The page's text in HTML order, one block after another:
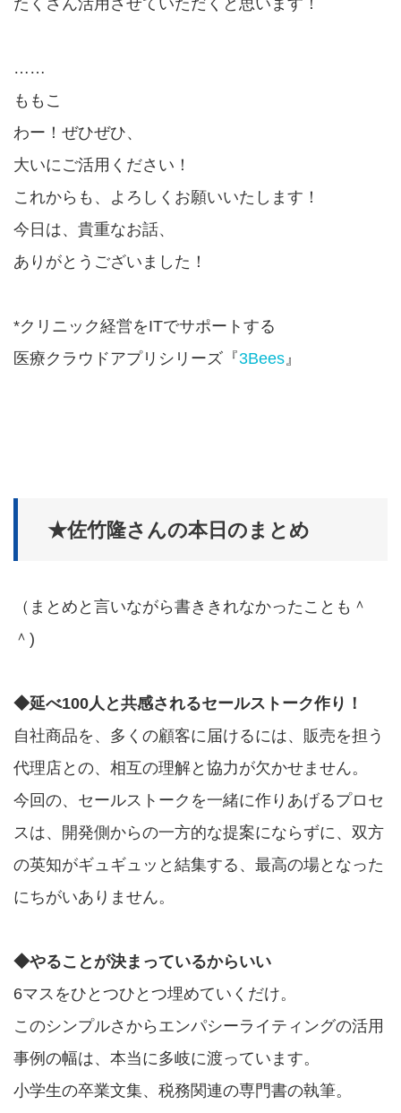
たくさん活用させていただくと思います！
……
ももこ
わー！ぜひぜひ、
大いにご活用ください！
これからも、よろしくお願いいたします！
今日は、貴重なお話、
ありがとうございました！
*クリニック経営をITでサポートする
医療クラウドアプリシリーズ『3Bees』
★佐竹隆さんの本日のまとめ
（まとめと言いながら書ききれなかったことも＾
＾)
◆延べ100人と共感されるセールストーク作り！
自社商品を、多くの顧客に届けるには、販売を担う
代理店との、相互の理解と協力が欠かせません。
今回の、セールストークを一緒に作りあげるプロセ
スは、開発側からの一方的な提案にならずに、双方
の英知がギュギュッと結集する、最高の場となった
にちがいありません。
◆やることが決まっているからいい
6マスをひとつひとつ埋めていくだけ。
このシンプルさからエンパシーライティングの活用
事例の幅は、本当に多岐に渡っています。
小学生の卒業文集、税務関連の専門書の執筆。